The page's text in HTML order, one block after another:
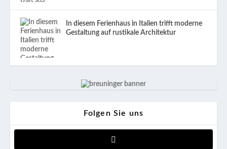
In diesem Ferienhaus in Italien trifft moderne
Gestaltung auf rustikale Architektur
Folgen Sie uns